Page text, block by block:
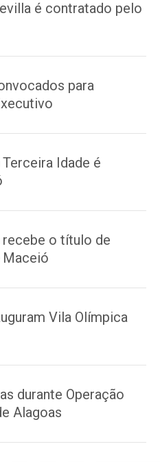
é contratado pelo
para
Idade é
o título de
Maceió
Vila Olímpica
durante Operação
Alagoas